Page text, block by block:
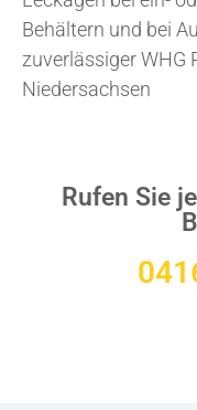
Behältern und bei
zuverlässiger WHG
Niedersachsen
Rufen Sie